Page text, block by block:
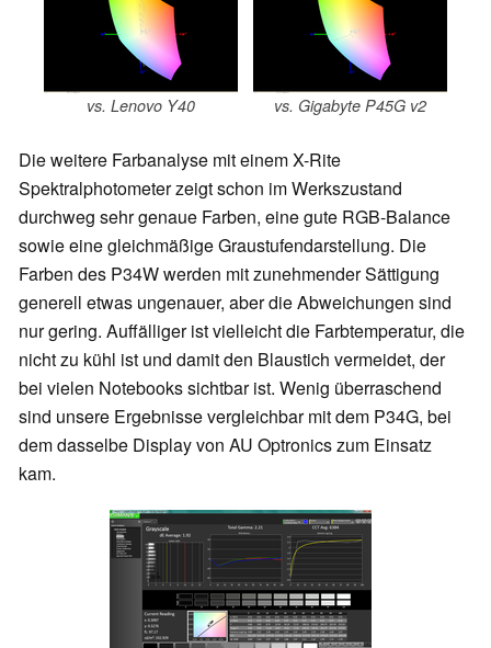
vs. Lenovo Y40 vs. Gigabyte P45G v2
Die weitere Farbanalyse mit einem X-Rite
Spektralphotometer zeigt schon im Werkszustand
durchweg sehr genaue Farben, eine gute RGB-Balance
sowie eine gleichmäßige Graustufendarstellung. Die
Farben des P34W werden mit zunehmender Sättigung
generell etwas ungenauer, aber die Abweichungen sind
nur gering. Auffälliger ist vielleicht die Farbtemperatur, die
nicht zu kühl ist und damit den Blaustich vermeidet, der
bei vielen Notebooks sichtbar ist. Wenig überraschend
sind unsere Ergebnisse vergleichbar mit dem P34G, bei
dem dasselbe Display von AU Optronics zum Einsatz
kam.